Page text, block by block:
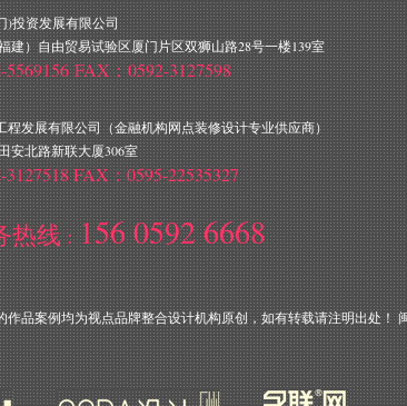
)投资发展有限公司
建）自由贸易试验区厦门片区双狮山路28号一楼139室
FAX：0592-3127598
程发展有限公司（金融机构网点装修设计专业供应商）
安北路新联大厦306室
FAX：0595-22535327
热线：156 0592 6668
作品案例均为视点品牌整合设计机构原创，如有转载请注明出处！